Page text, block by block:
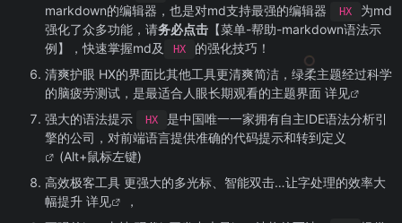
markdown的编辑器，也是对md支持最强的编辑器
HX
为md
强化了众多功能，请务必点击 【菜单-帮助-markdown语法示
例】，快速掌握md及
HX
的强化技巧！
清爽护眼 HX的界面比其他工具更清爽简洁，绿柔主题经过科学
的脑疲劳测试，是最适合人眼长期观看的主题界面 详见
强大的语法提示
HX
是中国唯一一家拥有自主IDE语法分析引
擎的公司，对前端语言提供准确的代码提示和转到定义
(Alt+鼠标左键)
高效极客工具 更强大的多光标、智能双击…让字处理的效率大
幅提升 详见
，